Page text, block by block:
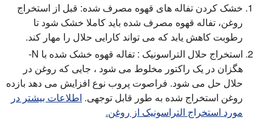
خشک کردن تفاله های قهوه مصرف شده: قبل از استخراج
روغن، تفاله قهوه مصرف شده باید کاملا خشک شود تا
رطوبت کاهش یابد که می تواند کارایی حلال را مهار کند.
استخراج حلال التراسونیک :
تفاله قهوه خشک شده با N-
هگزان در یک راکتور مخلوط می شود ، جایی که روغن در
حلال حل می شود. فراصوت پروب نوع افزایش می دهد بازده
روغن استخراج شده به طور قابل توجهی. اطلاعات بیشتر در
مورد استخراج التراسونیک از روغن.